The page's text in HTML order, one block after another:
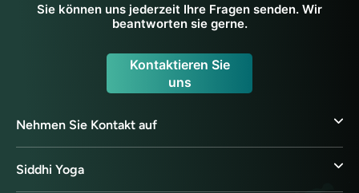
Sie können uns jederzeit Ihre Fragen senden. Wir
beantworten sie gerne.
Kontaktieren Sie
uns
Nehmen Sie Kontakt auf
Siddhi Yoga